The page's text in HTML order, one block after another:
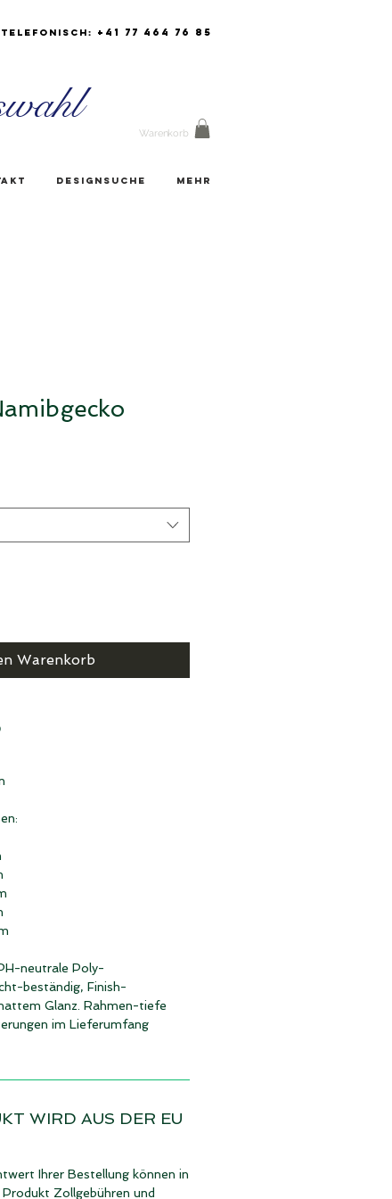
+41 77 464 76 85
Warenkorb
Designsuche Mehr
Warenkorb
neutrale Poly-
beständig, Finish-
Glanz. Rahmen-tiefe
im Lieferumfang
WIRD AUS DER EU
Ihrer Bestellung können in
Zollgebühren und